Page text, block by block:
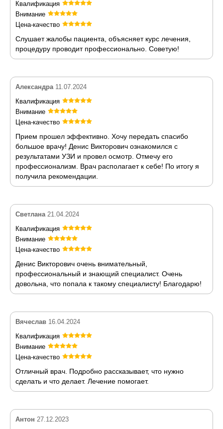
Квалификация
Внимание
Цена-качество
Слушает жалобы пациента, объясняет курс лечения,
процедуру проводит профессионально. Советую!
Александра 11.07.2024
Квалификация
Внимание
Цена-качество
Прием прошел эффективно. Хочу передать спасибо
большое врачу! Денис Викторович ознакомился с
результатами УЗИ и провел осмотр. Отмечу его
профессионализм. Врач располагает к себе! По итогу я
получила рекомендации.
Светлана 21.04.2024
Квалификация
Внимание
Цена-качество
Денис Викторович очень внимательный,
профессиональный и знающий специалист. Очень
довольна, что попала к такому специалисту! Благодарю!
Вячеслав 16.04.2024
Квалификация
Внимание
Цена-качество
Отличный врач. Подробно рассказывает, что нужно
сделать и что делает. Лечение помогает.
Антон 27.12.2023